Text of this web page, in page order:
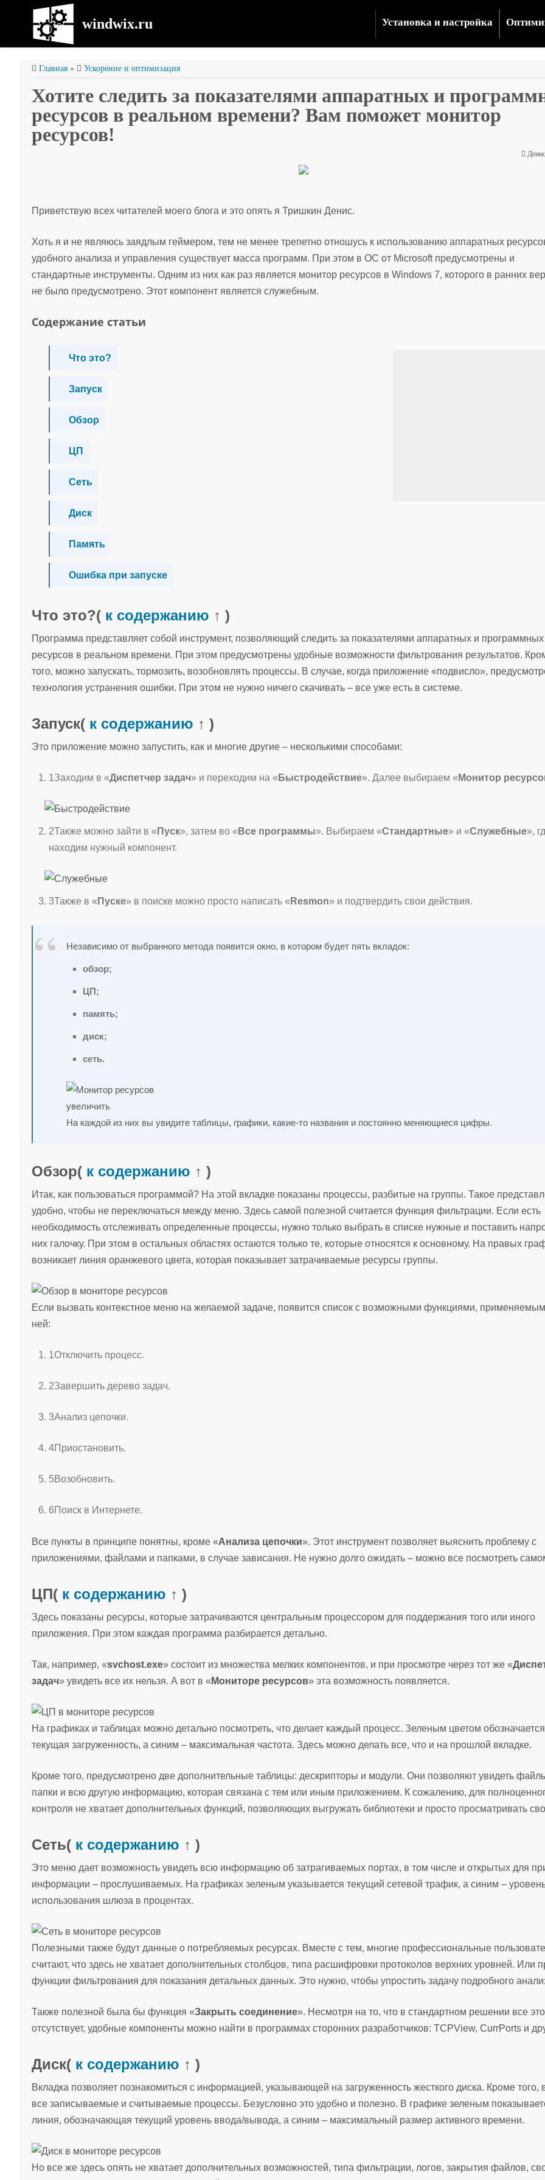
windwix.ru Установка и настройка
Главная » Ускорение и оптимизация
Хотите следить за показателями аппаратных и
ресурсов в реальном времени? Вам поможет монитор
ресурсов!
Приветствую всех читателей моего блога и это опять я Тришкин Денис.
Хоть я и не являюсь заядлым геймером, тем не менее трепетно отношусь к использованию аппаратных
удобного анализа и управления существует масса программ. При этом в ОС от Microsoft предусмотрены и
стандартные инструменты. Одним из них как раз является монитор ресурсов в Windows 7, которого в ранних
не было предусмотрено. Этот компонент является служебным.
Содержание статьи
Что это?
Запуск
Обзор
ЦП
Сеть
Диск
Память
Ошибка при запуске
Что это?( к содержанию ↑ )
Программа представляет собой инструмент, позволяющий следить за показателями аппаратных и программных
ресурсов в реальном времени. При этом предусмотрены удобные возможности фильтрования результатов.
того, можно запускать, тормозить, возобновлять процессы. В случае, когда приложение «подвисло»,
технология устранения ошибки. При этом не нужно ничего скачивать – все уже есть в системе.
Запуск( к содержанию ↑ )
Это приложение можно запустить, как и многие другие – несколькими способами:
1Заходим в «Диспетчер задач» и переходим на « Быстродействие». Далее выбираем « Монитор
2Также можно зайти в « Пуск», затем во « Все программы». Выбираем «Стандартные» и «Служебные»,
находим нужный компонент.
3Также в « Пуске» в поиске можно просто написать « Resmon» и подтвердить свои действия.
Независимо от выбранного метода появится окно, в котором будет пять вкладок:
обзор;
ЦП;
память;
диск;
сеть.
увеличить
На каждой из них вы увидите таблицы, графики, какие-то названия и постоянно меняющиеся цифры.
Обзор( к содержанию ↑ )
Итак, как пользоваться программой? На этой вкладке показаны процессы, разбитые на группы. Такое
удобно, чтобы не переключаться между меню. Здесь самой полезной считается функция фильтрации. Если есть
необходимость отслеживать определенные процессы, нужно только выбрать в списке нужные и поставить
них галочку. При этом в остальных областях остаются только те, которые относятся к основному. На правых
возникает линия оранжевого цвета, которая показывает затрачиваемые ресурсы группы.
Если вызвать контекстное меню на желаемой задаче, появится список с возможными функциями,
ней:
1Отключить процесс.
2Завершить дерево задач.
3Анализ цепочки.
4Приостановить.
5Возобновить.
6Поиск в Интернете.
Все пункты в принципе понятны, кроме «Анализа цепочки». Этот инструмент позволяет выяснить проблему с
приложениями, файлами и папками, в случае зависания. Не нужно долго ожидать – можно все посмотреть
ЦП( к содержанию ↑ )
Здесь показаны ресурсы, которые затрачиваются центральным процессором для поддержания того или иного
приложения. При этом каждая программа разбирается детально.
Так, например, «svchost.exe» состоит из множества мелких компонентов, и при просмотре через тот же «
задач» увидеть все их нельзя. А вот в « Мониторе ресурсов» эта возможность появляется.
На графиках и таблицах можно детально посмотреть, что делает каждый процесс. Зеленым цветом обозначается
текущая загруженность, а синим – максимальная частота. Здесь можно делать все, что и на прошлой вкладке.
Кроме того, предусмотрено две дополнительные таблицы: дескрипторы и модули. Они позволяют увидеть
папки и всю другую информацию, которая связана с тем или иным приложением. К сожалению, для
контроля не хватает дополнительных функций, позволяющих выгружать библиотеки и просто просматривать
Сеть( к содержанию ↑ )
Это меню дает возможность увидеть всю информацию об затрагиваемых портах, в том числе и открытых для
информации – прослушиваемых. На графиках зеленым указывается текущий сетевой трафик, а синим –
использования шлюза в процентах.
Полезными также будут данные о потребляемых ресурсах. Вместе с тем, многие профессиональные
считают, что здесь не хватает дополнительных столбцов, типа расшифровки протоколов верхних уровней. Или
функции фильтрования для показания детальных данных. Это нужно, чтобы упростить задачу подробного
Также полезной была бы функция «Закрыть соединение». Несмотря на то, что в стандартном решении все это
отсутствует, удобные компоненты можно найти в программах сторонних разработчиков: TCPView, CurrPorts и
Диск( к содержанию ↑ )
Вкладка позволяет познакомиться с информацией, указывающей на загруженность жесткого диска. Кроме того,
все записываемые и считываемые процессы. Безусловно это удобно и полезно. В графике зеленым
линия, обозначающая текущий уровень ввода/вывода, а синим – максимальный размер активного времени.
Но все же здесь опять не хватает дополнительных возможностей, типа фильтрации, логов, закрытия файлов,